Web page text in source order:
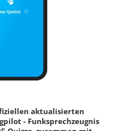
aktualisierten
- Funksprechzeugnis